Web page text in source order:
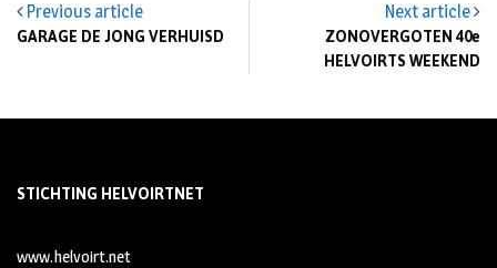
Previous article
GARAGE DE JONG VERHUISD
Next article
ZONOVERGOTEN 40e
HELVOIRTS WEEKEND
STICHTING HELVOIRTNET
www.helvoirt.net